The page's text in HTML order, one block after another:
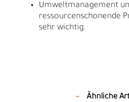
Umweltmanagement
ressourcenschonende
sehr wichtig.
Ähnliche